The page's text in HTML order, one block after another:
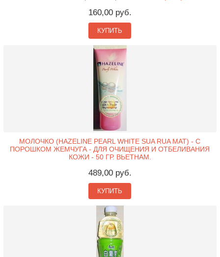
160,00 руб.
КУПИТЬ
МОЛОЧКО (HAZELINE PEARL WHITE SUA RUA MAT) - С
ПОРОШКОМ ЖЕМЧУГА - ДЛЯ ОЧИЩЕНИЯ И ОТБЕЛИВАНИЯ
КОЖИ - 50 ГР. ВЬЕТНАМ.
489,00 руб.
КУПИТЬ